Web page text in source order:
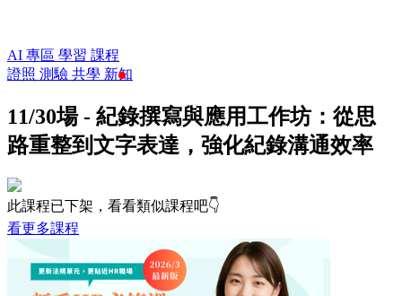
AI 專區 學習 課程
證照 測驗 共學 新知
11/30場 - 紀錄撰寫與應用工作坊：從思
路重整到文字表達，強化紀錄溝通效率
此課程已下架，看看類似課程吧👇
看更多課程